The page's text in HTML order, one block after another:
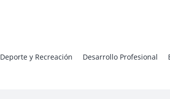
Deporte y Recreación Desarrollo Profesional